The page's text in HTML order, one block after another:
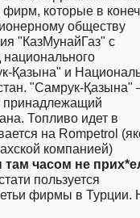
фирм, которые в
обществу
"КазМунайГаз" с
Қазына" и
"Самрук-Қазына"
принадлежащий
Топливо идет в
на Rompetrol
компанией)
часом не
пользуется
фирмы в Турции.